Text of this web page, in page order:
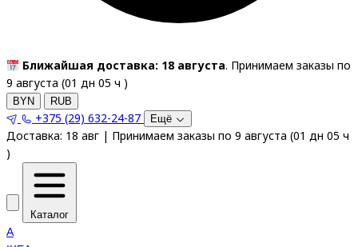
Ближайшая доставка: 18 августа. Принимаем заказы по
9 августа (01 дн 05 ч )
BYN RUB
+375 (29) 632-24-87 Ещё
Доставка: 18 авг | Принимаем заказы по 9 августа (01 дн 05 ч
)
Каталог
A